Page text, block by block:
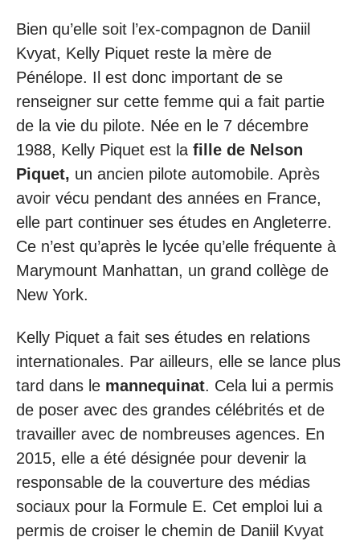
Bien qu’elle soit l’ex-compagnon de Daniil
Kvyat, Kelly Piquet reste la mère de
Pénélope. Il est donc important de se
renseigner sur cette femme qui a fait partie
de la vie du pilote. Née en le 7 décembre
1988, Kelly Piquet est la fille de Nelson
Piquet, un ancien pilote automobile. Après
avoir vécu pendant des années en France,
elle part continuer ses études en Angleterre.
Ce n’est qu’après le lycée qu’elle fréquente à
Marymount Manhattan, un grand collège de
New York.
Kelly Piquet a fait ses études en relations
internationales. Par ailleurs, elle se lance plus
tard dans le mannequinat. Cela lui a permis
de poser avec des grandes célébrités et de
travailler avec de nombreuses agences. En
2015, elle a été désignée pour devenir la
responsable de la couverture des médias
sociaux pour la Formule E. Cet emploi lui a
permis de croiser le chemin de Daniil Kvyat